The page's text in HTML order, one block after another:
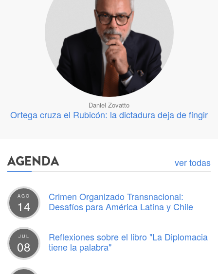
Daniel Zovatto
Ortega cruza el Rubicón: la dictadura deja de fingir
AGENDA ver todas
AGO
14
Crimen Organizado Transnacional:
Desafíos para América Latina y Chile
JUL
08
Reflexiones sobre el libro "La Diplomacia
tiene la palabra"